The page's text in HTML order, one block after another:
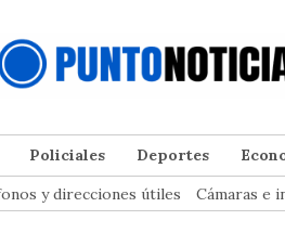
Policiales Deportes
y direcciones útiles Cámaras e